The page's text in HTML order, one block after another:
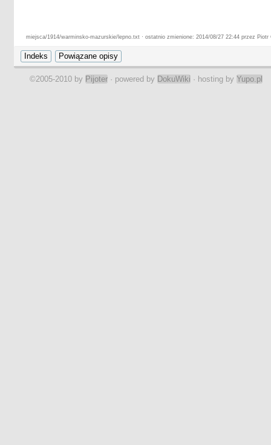
miejsca/1914/warminsko-mazurskie/lepno.txt · ostatnio zmienione: 2014/08/27 22:44 przez Piotr
©2005-2010 by Pijoter · powered by DokuWiki · hosting by Yupo.pl